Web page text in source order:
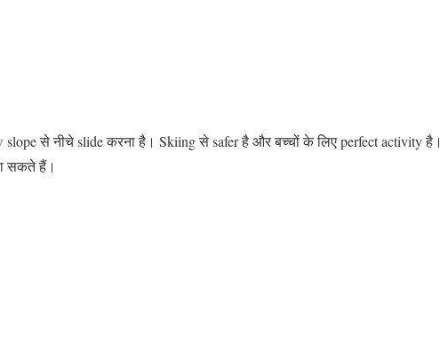
slope से नीचे slide करना है। Skiing से safer है और बच्चों के लिए perfect activity है।
सकते हैं।